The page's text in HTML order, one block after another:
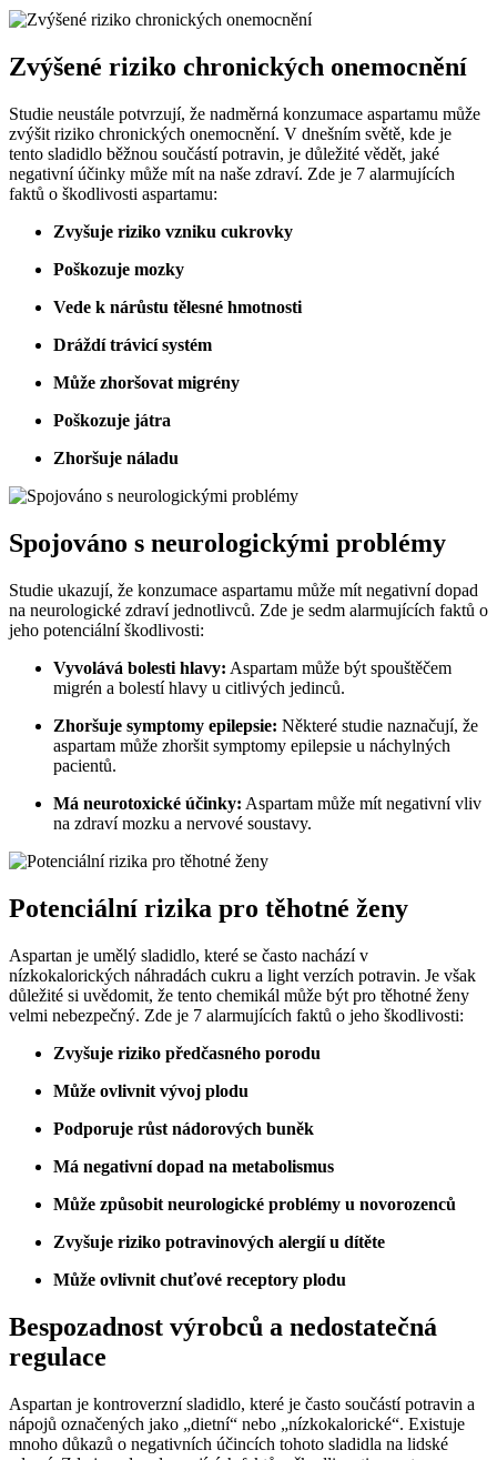
Zvýšené riziko chronických onemocnění
Studie neustále potvrzují, že nadměrná konzumace aspartamu může
zvýšit riziko chronických onemocnění. V dnešním světě, kde je
tento sladidlo běžnou součástí potravin, je důležité vědět, jaké
negativní účinky může mít na naše zdraví. Zde je 7 alarmujících
faktů o škodlivosti aspartamu:
Zvyšuje riziko vzniku cukrovky
Poškozuje mozky
Vede k nárůstu tělesné hmotnosti
Dráždí trávicí systém
Může zhoršovat migrény
Poškozuje játra
Zhoršuje náladu
Spojováno s neurologickými problémy
Studie ukazují, že konzumace aspartamu může mít negativní dopad
na neurologické zdraví jednotlivců. Zde je sedm alarmujících faktů o
jeho potenciální škodlivosti:
Vyvolává bolesti hlavy: Aspartam může být spouštěčem
migrén a bolestí hlavy u citlivých jedinců.
Zhoršuje symptomy epilepsie: Některé studie naznačují, že
aspartam může zhoršit symptomy epilepsie u náchylných
pacientů.
Má neurotoxické účinky: Aspartam může mít negativní vliv
na zdraví mozku a nervové soustavy.
Potenciální rizika pro těhotné ženy
Aspartan je umělý sladidlo, které se často nachází v
nízkokalorických náhradách cukru a light verzích potravin. Je však
důležité si uvědomit, že tento chemikál může být pro těhotné ženy
velmi nebezpečný. Zde je 7 alarmujících faktů o jeho škodlivosti:
Zvyšuje riziko předčasného porodu
Může ovlivnit vývoj plodu
Podporuje růst nádorových buněk
Má negativní dopad na metabolismus
Může způsobit neurologické problémy u novorozenců
Zvyšuje riziko potravinových alergií u dítěte
Může ovlivnit chuťové receptory plodu
Bespozadnost výrobců a nedostatečná
regulace
Aspartan je kontroverzní sladidlo, které je často součástí potravin a
nápojů označených jako „dietní“ nebo „nízkokalorické“. Existuje
mnoho důkazů o negativních účincích tohoto sladidla na lidské